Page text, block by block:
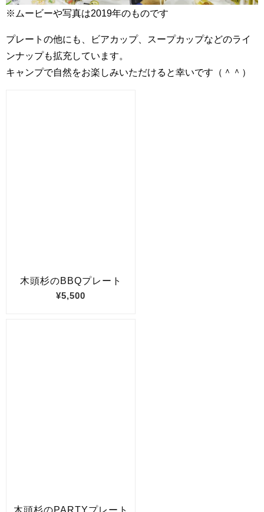
※ムービーや写真は2019年のものです
プレートの他にも、ビアカップ、スープカップなどのライ
ンナップも拡充しています。
キャンプで自然をお楽しみいただけると幸いです（＾＾）